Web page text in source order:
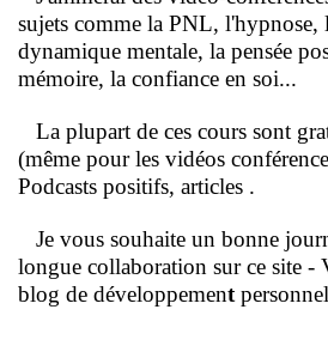
sujets comme la PNL, l'hypnose,
dynamique mentale, la pensée
mémoire, la confiance en soi...
La plupart de ces cours sont
(même pour les vidéos
Podcasts positifs, articles .
Je vous souhaite un bonne
longue collaboration sur ce site -
blog de développement